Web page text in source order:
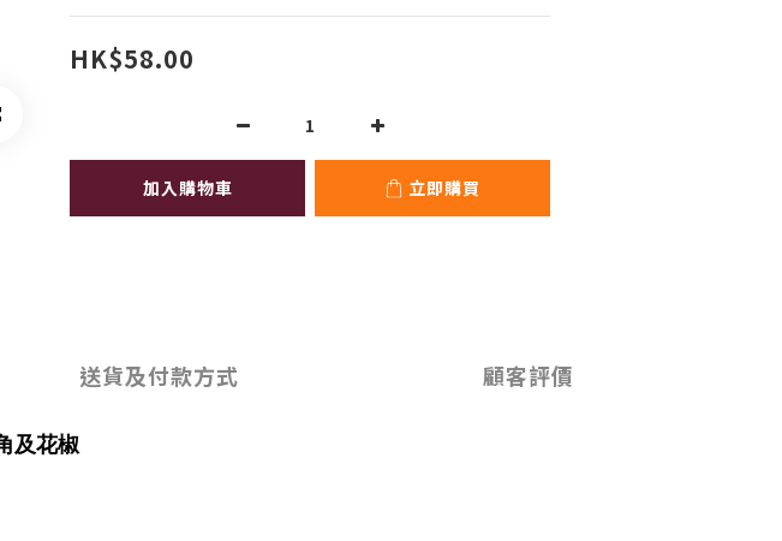
HK$58.00
加入購物車 立即購買
送貨及付款方式 顧客評價
及花椒